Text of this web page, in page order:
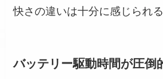
快さの違いは十分に感じられる
バッテリー駆動時間が圧倒